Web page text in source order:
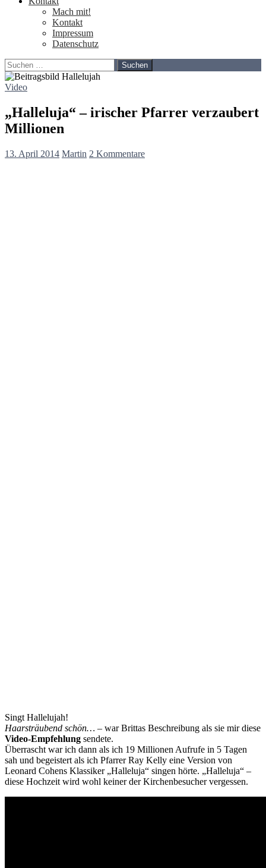
Mach mit!
Kontakt
Impressum
Datenschutz
Suchen
nach:
Video
„Halleluja“ – irischer Pfarrer verzaubert
Millionen
13. April 2014 Martin 2 Kommentare
Singt Hallelujah!
Haarsträubend schön… – war Brittas Beschreibung als sie mir diese
Video-Empfehlung sendete.
Überrascht war ich dann als ich 19 Millionen Aufrufe in 5 Tagen
sah und begeistert als ich Pfarrer Ray Kelly eine Version von
Leonard Cohens Klassiker „Halleluja“ singen hörte. „Halleluja“ –
diese Hochzeit wird wohl keiner der Kirchenbesucher vergessen.